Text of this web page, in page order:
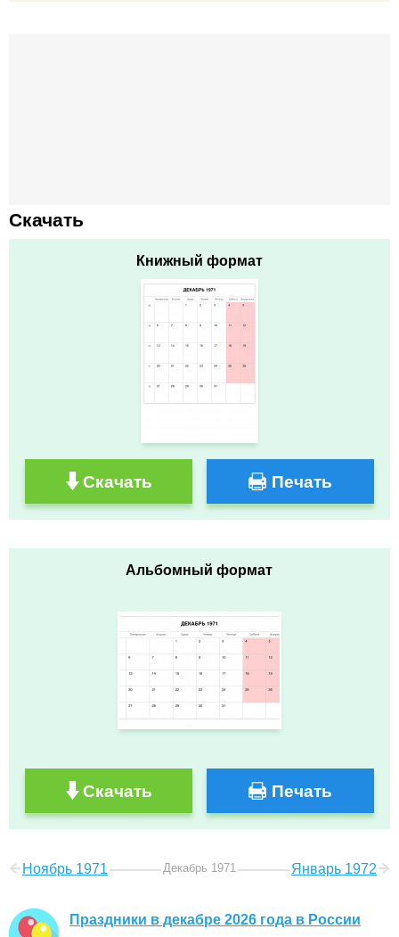
Скачать
Книжный формат
Скачать Печать
Альбомный формат
Скачать Печать
Ноябрь 1971 Декабрь 1971 Январь 1972
Праздники в декабре 2026 года в России